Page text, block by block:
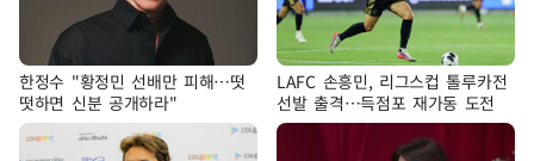
한정수 "황정민 선배만 피해…떳
떳하면 신분 공개하라"
LAFC 손흥민, 리그스컵 톨루카전
선발 출격…득점포 재가동 도전